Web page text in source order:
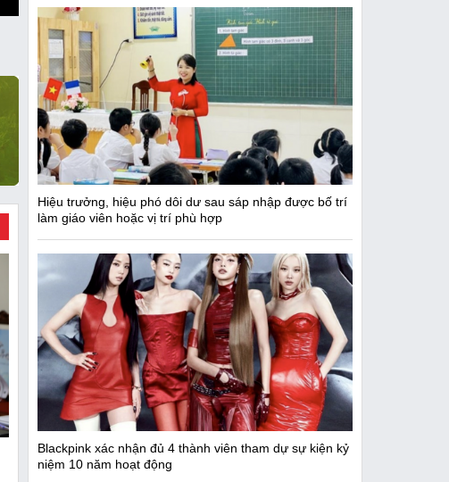
Hiệu trưởng, hiệu phó dôi dư sau sáp nhập được bố trí
làm giáo viên hoặc vị trí phù hợp
Blackpink xác nhận đủ 4 thành viên tham dự sự kiện kỷ
niệm 10 năm hoạt động